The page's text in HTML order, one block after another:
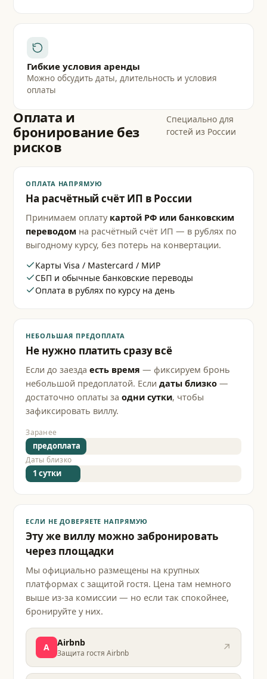
Гибкие условия аренды
Можно обсудить даты, длительность и условия
оплаты
Оплата и
бронирование без
рисков
Специально для
гостей из России
ОПЛАТА НАПРЯМУЮ
На расчётный счёт ИП в России
Принимаем оплату картой РФ или банковским
переводом на расчётный счёт ИП — в рублях по
выгодному курсу, без потерь на конвертации.
Карты Visa / Mastercard / МИР
СБП и обычные банковские переводы
Оплата в рублях по курсу на день
НЕБОЛЬШАЯ ПРЕДОПЛАТА
Не нужно платить сразу всё
Если до заездаесть время — фиксируем бронь
небольшой предоплатой. Еслидаты близко —
достаточно оплаты заодни сутки, чтобы
зафиксировать виллу.
Заранее
предоплата
Даты близко
1 сутки
ЕСЛИ НЕ ДОВЕРЯЕТЕ НАПРЯМУЮ
Эту же виллу можно забронировать
через площадки
Мы официально размещены на крупных
платформах с защитой гостя. Цена там немного
выше из-за комиссии — но если так спокойнее,
бронируйте у них.
A Airbnb
Защита гостя Airbnb ↗